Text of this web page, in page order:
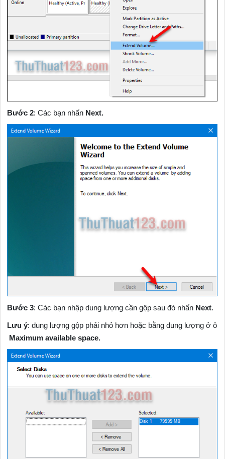
Bước 2: Các bạn nhấn Next.
Bước 3: Các bạn nhập dung lượng cần gộp sau đó nhấn Next.
Lưu ý: dung lượng gộp phải nhỏ hơn hoặc bằng dung lượng ở ô
Maximum available space.